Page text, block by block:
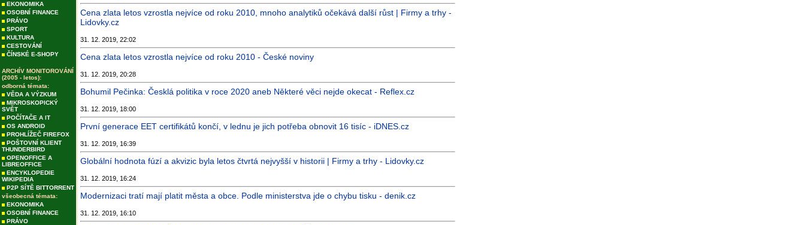
EKONOMIKA
OSOBNÍ FINANCE
PRÁVO
SPORT
KULTURA
CESTOVÁNÍ
ČÍNSKÉ E-SHOPY
ARCHÍV MONITOROVÁNÍ
(2005 - letos):
odborná témata:
VĚDA A VÝZKUM
MIKROSKOPICKÝ
SVĚT
POČÍTAČE A IT
OS ANDROID
PROHLÍŽEČ FIREFOX
POŠTOVNÍ KLIENT
THUNDERBIRD
OPENOFFICE A
LIBREOFFICE
ENCYKLOPEDIE
WIKIPEDIA
P2P SÍTĚ BITTORRENT
všeobecná témata:
EKONOMIKA
OSOBNÍ FINANCE
PRÁVO
Cena zlata letos vzrostla nejvíce od roku 2010, mnoho analytiků očekává další růst | Firmy a trhy -
Lidovky.cz
31. 12. 2019, 22:02
Cena zlata letos vzrostla nejvíce od roku 2010 - České noviny
31. 12. 2019, 20:28
Bohumil Pečinka: Česklá politika v roce 2020 aneb Některé věci nejde okecat - Reflex.cz
31. 12. 2019, 18:00
První generace EET certifikátů končí, v lednu je jich potřeba obnovit 16 tisíc - iDNES.cz
31. 12. 2019, 16:39
Globální hodnota fúzí a akvizic byla letos čtvrtá nejvyšší v historii | Firmy a trhy - Lidovky.cz
31. 12. 2019, 16:24
Modernizaci tratí mají platit města a obce. Podle ministerstva jde o chybu tisku - denik.cz
31. 12. 2019, 16:10